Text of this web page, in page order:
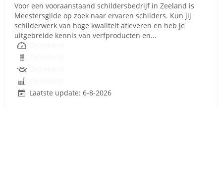
Voor een vooraanstaand schildersbedrijf in Zeeland is
Meestersgilde op zoek naar ervaren schilders. Kun jij
schilderwerk van hoge kwaliteit afleveren en heb je
uitgebreide kennis van verfproducten en...
Laatste update: 6-8-2026